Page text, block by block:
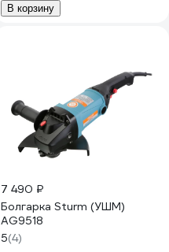
В корзину
7 490 ₽
Болгарка Sturm (УШМ)
AG9518
5(4)